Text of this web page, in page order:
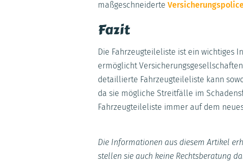
maßgeschneiderte
Fazit
Die Fahrzeugteileliste ist ein wichtiges
ermöglicht
detaillierte Fahrzeugteileliste kann
da sie mögliche Streitfälle im
Fahrzeugteileliste immer auf dem
Die Informationen aus diesem Artikel
stellen sie auch keine Rechtsberatung